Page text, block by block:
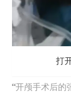
打
开颅手术后的